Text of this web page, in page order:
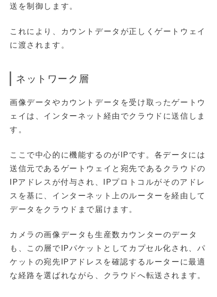
送を制御します。
これにより、カウントデータが正しくゲートウェイ
に渡されます。
ネットワーク層
画像データやカウントデータを受け取ったゲートウ
ェイは、インターネット経由でクラウドに送信しま
す。
ここで中心的に機能するのがIPです。各データには
送信元であるゲートウェイと宛先であるクラウドの
IPアドレスが付与され、IPプロトコルがそのアドレ
スを基に、インターネット上のルーターを経由して
データをクラウドまで届けます。
カメラの画像データも生産数カウンターのデータ
も、この層でIPパケットとしてカプセル化され、パ
ケットの宛先IPアドレスを確認するルーターに最適
な経路を選ばれながら、クラウドへ転送されます。